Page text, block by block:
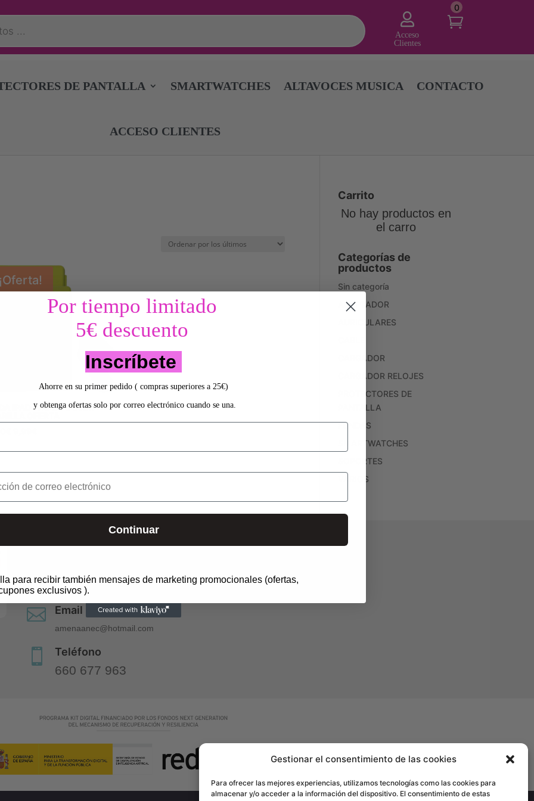
Gestionar el consentimiento de las cookies
Para ofrecer las mejores experiencias, utilizamos tecnologías como las cookies para
almacenar y/o acceder a la información del dispositivo. El consentimiento de estas

Acceso
Clientes
0
DE PANTALLA SMARTWATCHES ALTAVOCES MUSICA CONTACTO
ACCESO CLIENTES
¡Oferta!
IPAD PRO 2 – COVER
era:
24,00€.
es:
9,99€.
Carrito
No hay productos en
el carro
Categorías de
productos
Sin categoría
ADAPTADOR
AURICULARES
CARGADOR
CARGADOR RELOJES
PROTECTORES DE
PANTALLA
FUNDAS
SMARTWATCHES
SOPORTES
VARIOS
Av. del Canal Olímpic, 24, A46, 08860 Castelldefels, Barcelona
 Email
amenaanec@hotmail.com
 Teléfono
660 677 963
Por tiempo limitado
5€ descuento
Inscríbete
Ahorre en su primer pedido ( compras superiores a 25€)
y obtenga ofertas solo por correo electrónico cuando se una.
Continuar
para recibir también mensajes de marketing promocionales (ofertas,
exclusivos ).